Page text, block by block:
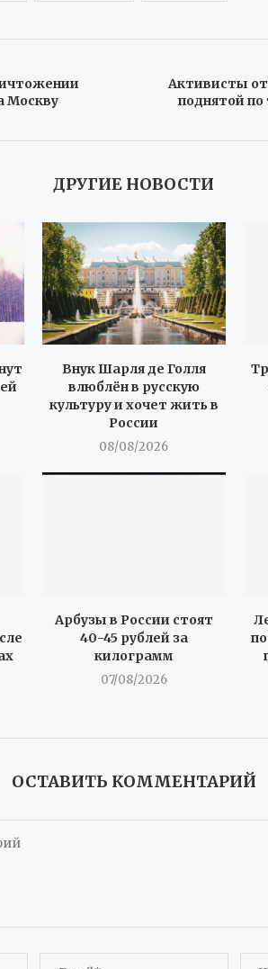
Москву
Активисты
поднятой
ДРУГИЕ НОВОСТИ
Внук Шарля де Голля
влюблён в русскую
культуру и хочет жить в
России
08/08/2026
Арбузы в России стоят
40-45 рублей за
килограмм
07/08/2026
ОСТАВИТЬ КОММЕНТАРИЙ